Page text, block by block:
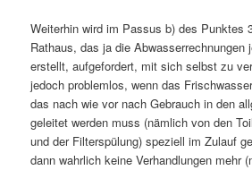
Weiterhin wird im Passus b) des Punktes
Rathaus, das ja die Abwasserrechnungen
erstellt, aufgefordert, mit sich selbst zu
jedoch problemlos, wenn das
das nach wie vor nach Gebrauch in den
geleitet werden muss (nämlich von den
und der Filterspülung) speziell im Zulauf
dann wahrlich keine Verhandlungen mehr